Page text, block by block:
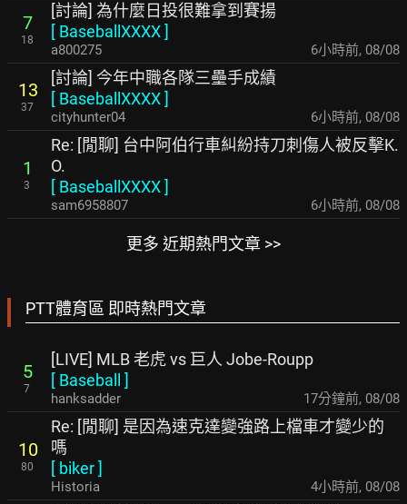
7
18
[討論] 為什麼日投很難拿到賽揚
[ BaseballXXXX]
a800275 6小時前, 08/08
13
37
[討論] 今年中職各隊三壘手成績
[ BaseballXXXX]
cityhunter04 6小時前, 08/08
1
3
Re: [閒聊] 台中阿伯行車糾紛持刀刺傷人被反擊K.
O.
[ BaseballXXXX]
sam6958807 6小時前, 08/08
更多 近期熱門文章 >>
PTT體育區 即時熱門文章
5
7
[LIVE] MLB 老虎 vs 巨人 Jobe-Roupp
[ Baseball ]
hanksadder 17分鐘前, 08/08
10
80
Re: [閒聊] 是因為速克達變強路上檔車才變少的
嗎
[ biker]
Historia 4小時前, 08/08